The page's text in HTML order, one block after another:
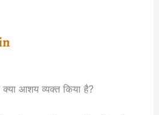
क्या आशय व्यक्त किया है?